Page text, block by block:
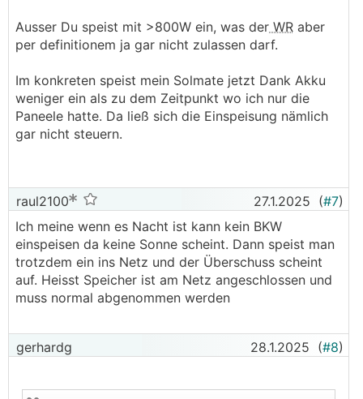
Ausser Du speist mit >800W ein, was der WR aber
per definitionem ja gar nicht zulassen darf.
Im konkreten speist mein Solmate jetzt Dank Akku
weniger ein als zu dem Zeitpunkt wo ich nur die
Paneele hatte. Da ließ sich die Einspeisung nämlich
gar nicht steuern.
raul2100 27.1.2025 (#7)
Ich meine wenn es Nacht ist kann kein BKW
einspeisen da keine Sonne scheint. Dann speist man
trotzdem ein ins Netz und der Überschuss scheint
auf. Heisst Speicher ist am Netz angeschlossen und
muss normal abgenommen werden
gerhardg 28.1.2025 (#8)